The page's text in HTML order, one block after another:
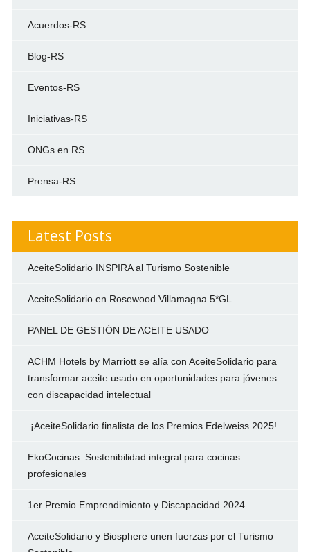
Acuerdos-RS
Blog-RS
Eventos-RS
Iniciativas-RS
ONGs en RS
Prensa-RS
Latest Posts
AceiteSolidario INSPIRA al Turismo Sostenible
AceiteSolidario en Rosewood Villamagna 5*GL
PANEL DE GESTIÓN DE ACEITE USADO
ACHM Hotels by Marriott se alía con AceiteSolidario para
transformar aceite usado en oportunidades para jóvenes
con discapacidad intelectual
¡AceiteSolidario finalista de los Premios Edelweiss 2025!
EkoCocinas: Sostenibilidad integral para cocinas
profesionales
1er Premio Emprendimiento y Discapacidad 2024
AceiteSolidario y Biosphere unen fuerzas por el Turismo